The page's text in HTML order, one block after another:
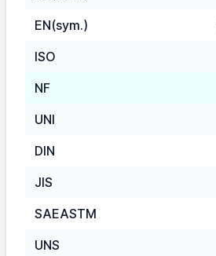
EN(sym.)
ISO
NF
UNI
DIN
JIS
SAEASTM
UNS